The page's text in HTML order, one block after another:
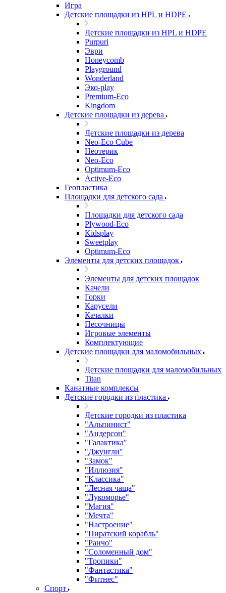
Игра
Детские площадки из HPL и HDPE
Детские площадки из HPL и HDPE
Purpuri
Эври
Honeycomb
Playground
Wonderland
Эко-play
Premium-Eco
Kingdom
Детские площадки из дерева
Детские площадки из дерева
Neo-Eco Cube
Неотерик
Neo-Eco
Оptimum-Еco
Active-Eco
Геопластика
Площадки для детского сада
Площадки для детского сада
Plywood-Eco
Kidsplay
Sweetplay
Оptimum-Еco
Элементы для детских площадок
Элементы для детских площадок
Качели
Горки
Карусели
Качалки
Песочницы
Игровые элементы
Комплектующие
Детские площадки для маломобильных
Детские площадки для маломобильных
Titan
Канатные комплексы
Детские городки из пластика
Детские городки из пластика
"Альпинист"
"Андерсон"
"Галактика"
"Джунгли"
"Замок"
"Иллюзия"
"Классика"
"Лесная чаща"
"Лукоморье"
"Магия"
"Мечта"
"Настроение"
"Пиратский корабль"
"Ранчо"
"Соломенный дом"
"Тропики"
"Фантастика"
"Фитнес"
Спорт